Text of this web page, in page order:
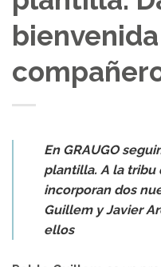
En GRAUGO
plantilla. A la tribu
incorporan dos
Guillem y Javier
ellos